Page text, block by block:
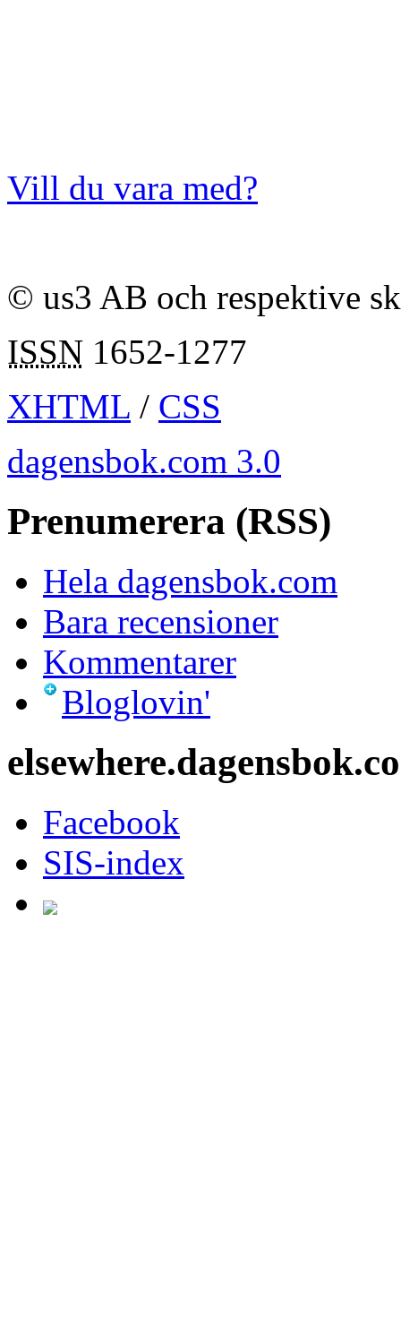
Vill du vara med?
© us3 AB och respektive
ISSN 1652-1277
XHTML / CSS
dagensbok.com 3.0
Prenumerera (RSS)
Hela dagensbok.com
Bara recensioner
Kommentarer
Bloglovin'
Facebook
SIS-index